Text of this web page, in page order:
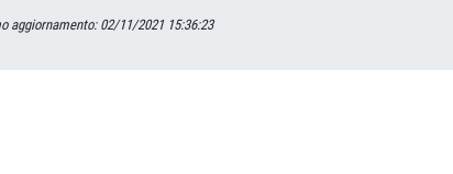
aggiornamento: 02/11/2021 15:36:23